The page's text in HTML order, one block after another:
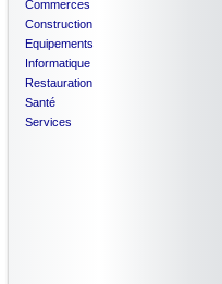
Commerces
Construction
Equipements
Informatique
Restauration
Santé
Services